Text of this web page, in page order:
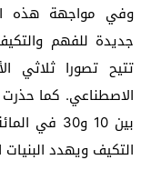
وفي مواجهة هذه
تتيح تصورا ثلاثي
الاصطناعي. كما حذرت
بين 10
التكيف ويهدد البنيات